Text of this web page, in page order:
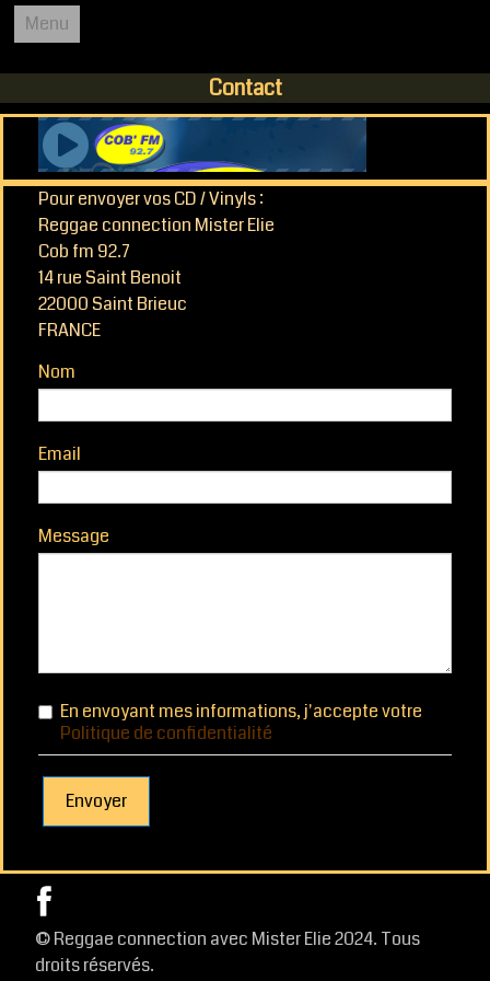
Menu
REGGAE CONNECTION
ACCUEIL
COB FM 92.7
L'EMISSION
PODCASTS
AGENDA
CONTACT
Contact
Pour envoyer vos CD / Vinyls :
Reggae connection Mister Elie
Cob fm 92.7
14 rue Saint Benoit
22000 Saint Brieuc
FRANCE
Nom
Email
Message
En envoyant mes informations, j'accepte votre
Politique de confidentialité
Envoyer
© Reggae connection avec Mister Elie 2024. Tous
droits réservés.